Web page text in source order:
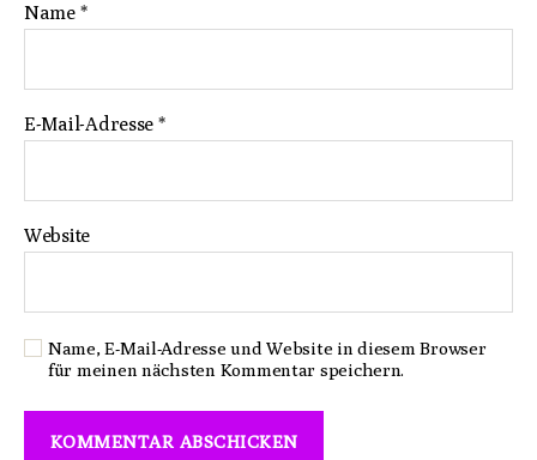
Name *
E-Mail-Adresse *
Website
Name, E-Mail-Adresse und Website in diesem Browser
für meinen nächsten Kommentar speichern.